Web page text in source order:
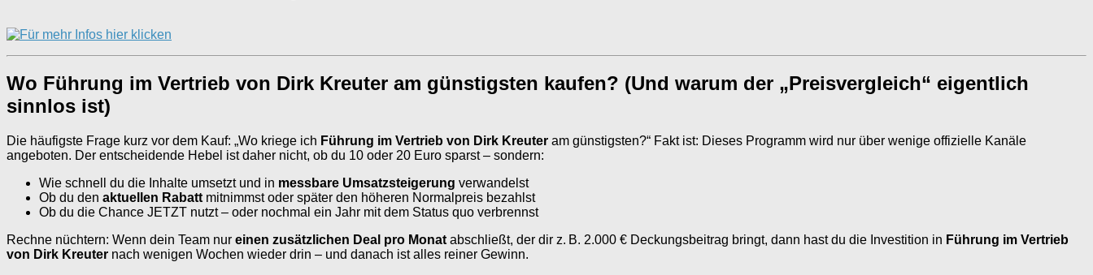
Wo Führung im Vertrieb von Dirk Kreuter am günstigsten kaufen? (Und warum der „Preisvergleich“ eigentlich
sinnlos ist)
Die häufigste Frage kurz vor dem Kauf: „Wo kriege ich Führung im Vertrieb von Dirk Kreuter am günstigsten?“ Fakt ist: Dieses Programm wird nur über wenige offizielle Kanäle
angeboten. Der entscheidende Hebel ist daher nicht, ob du 10 oder 20 Euro sparst – sondern:
Wie schnell du die Inhalte umsetzt und in messbare Umsatzsteigerung verwandelst
Ob du den aktuellen Rabatt mitnimmst oder später den höheren Normalpreis bezahlst
Ob du die Chance JETZT nutzt – oder nochmal ein Jahr mit dem Status quo verbrennst
Rechne nüchtern: Wenn dein Team nur einen zusätzlichen Deal pro Monat abschließt, der dir z. B. 2.000 € Deckungsbeitrag bringt, dann hast du die Investition in Führung im Vertrieb
von Dirk Kreuter nach wenigen Wochen wieder drin – und danach ist alles reiner Gewinn.